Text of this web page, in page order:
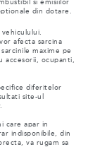
si emisiilor
din dotare.
afecta sarcina
maxime pe
accesorii, ocupanti,
diferitelor
site-ul
care apar in
indisponibile, din
va rugam sa